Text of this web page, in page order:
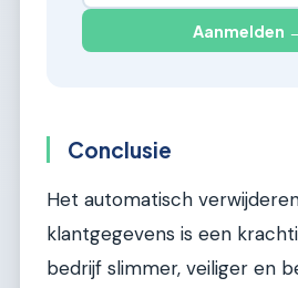
Aanmelden
Conclusie
Het automatisch
klantgegevens is een
bedrijf slimmer, veiliger en